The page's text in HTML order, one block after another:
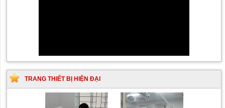
TRANG THIẾT BỊ HIỆN ĐẠI